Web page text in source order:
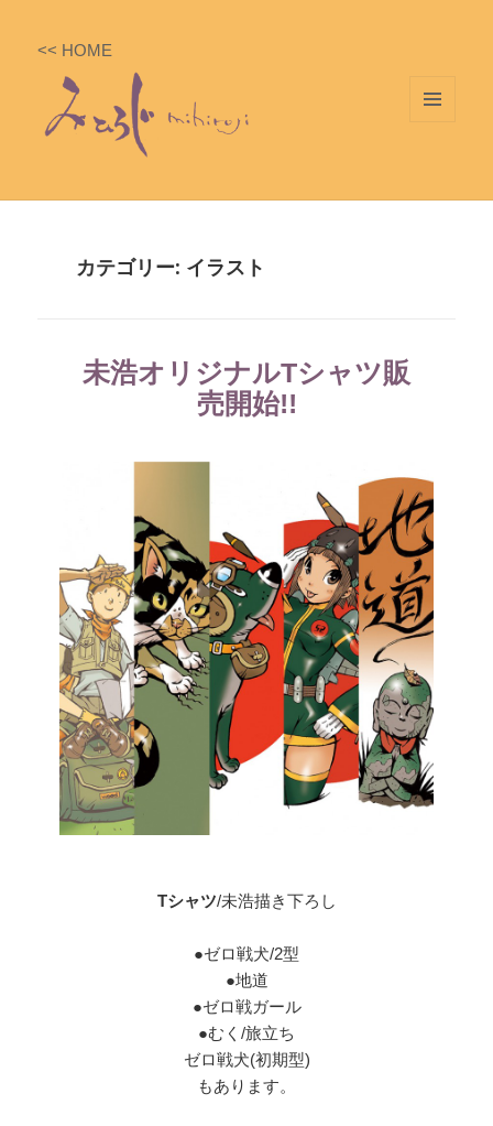
<< HOME
カテゴリー: イラスト
未浩オリジナルTシャツ販
売開始!!
Tシャツ/未浩描き下ろし
●ゼロ戦犬/2型
●地道
●ゼロ戦ガール
●むく/旅立ち
ゼロ戦犬(初期型)
もあります。